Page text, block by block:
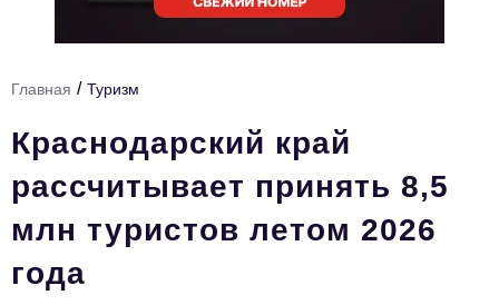
Технологии и тренды
Тема номера
HR
Персона номера
Юридический практикум
Стиль жизни
Главная / Туризм
Краснодарский край
рассчитывает принять 8,5
млн туристов летом 2026
года